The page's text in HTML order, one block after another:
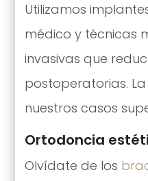
Utilizamos
médico y técnicas
invasivas que
postoperatorias.
nuestros casos
Ortodoncia
Olvídate de los